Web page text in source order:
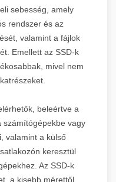
sebesség, amely
rendszer és az
valamint a fájlok
Emellett az SSD-k
mivel nem
beleértve a
számítógépekbe vagy
valamint a külső
keresztül
Az SSD-k
a kisebb mérettől